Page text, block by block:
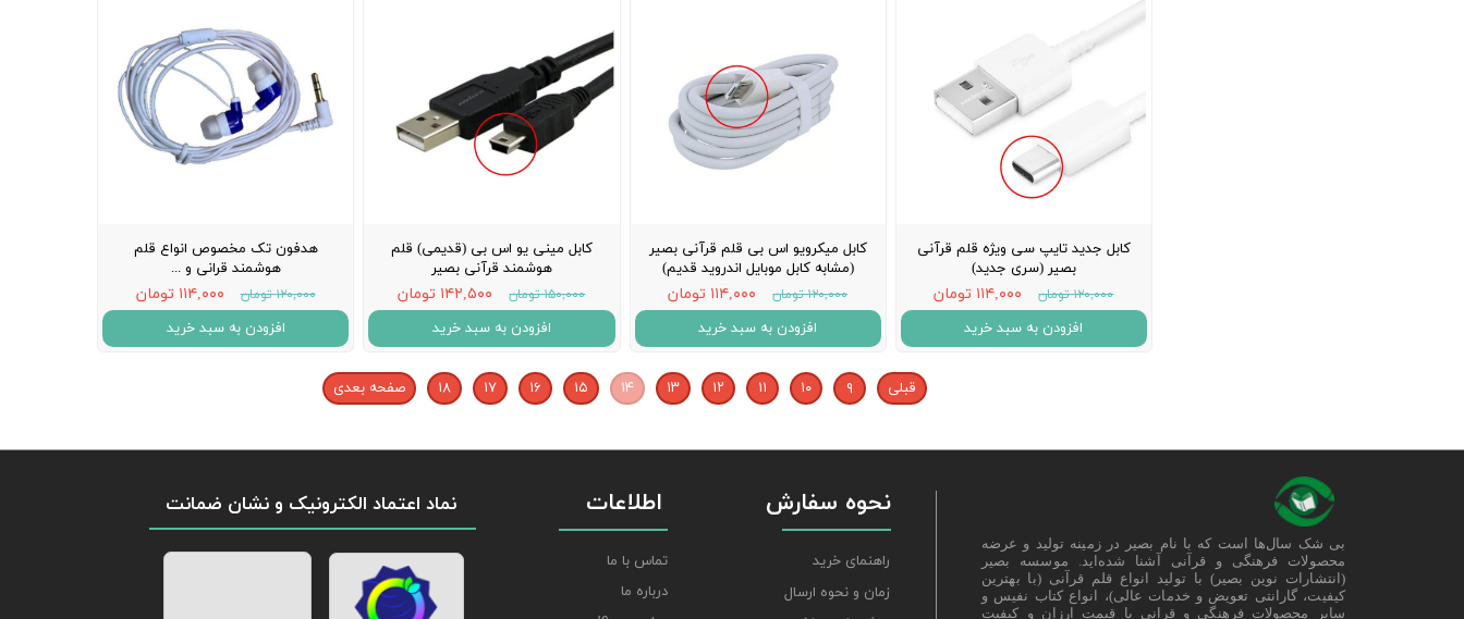
کابل جدید تایپ سی ویژه قلم قرآنی
بصیر (سری جدید)
۱۲۰,۰۰۰ تومان ۱۱۴,۰۰۰ تومان
افزودن به سبد خرید
کابل میکرویو اس بی قلم قرآنی بصیر
(مشابه کابل موبایل اندروید قدیم)
۱۲۰,۰۰۰ تومان ۱۱۴,۰۰۰ تومان
افزودن به سبد خرید
کابل مینی یو اس بی (قدیمی) قلم
هوشمند قرآنی بصیر
۱۵۰,۰۰۰ تومان ۱۴۲,۵۰۰ تومان
افزودن به سبد خرید
هدفون تک مخصوص انواع قلم
هوشمند قرانی و ...
۱۲۰,۰۰۰ تومان ۱۱۴,۰۰۰ تومان
افزودن به سبد خرید
قبلی ۹ ۱۰ ۱۱ ۱۲ ۱۳ ۱۴ ۱۵ ۱۶ ۱۷ ۱۸ صفحه بعدی
نحوه سفارش
راهنمای خرید
زمان و نحوه ارسال
نماد اعتماد الکترونیک و نشان ضمانت اطلاعات
تماس با ما
درباره ما
بی شک سال‌ها است که با نام بصیر در زمینه تولید و عرضه
محصولات فرهنگی و قرآنی آشنا شده‌اید. موسسه بصیر
(انتشارات نوین بصیر) با تولید انواع قلم قرآنی (با بهترین
کیفیت، گارانتی تعویض و خدمات عالی)، انواع کتاب نفیس و
سایر محصولات فرهنگی و قرانی با قیمت ارزان و کیفیت